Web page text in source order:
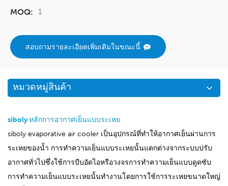
MOQ:
1
สอบถามรายละเอียดเพิ่มเติมในขณะนี้
หมวดหมู่สินค้า
siboly หลักการอากาศเย็นแบบระเหย
siboly evaporative air cooler เป็นอุปกรณ์ที่ทำให้อากาศเย็นผ่านการ
ระเหยของน้ำ การทำความเย็นแบบระเหยนั้นแตกต่างจากระบบปรับ
อากาศทั่วไปซึ่งใช้การบีบอัดไอหรือวงจรการทำความเย็นแบบดูดซับ
การทำความเย็นแบบระเหยนั้นทำงานโดยการใช้การระเหยขนาดใหญ่